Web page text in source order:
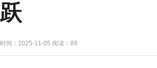
跃
时间：2025-11-05 阅读： 89